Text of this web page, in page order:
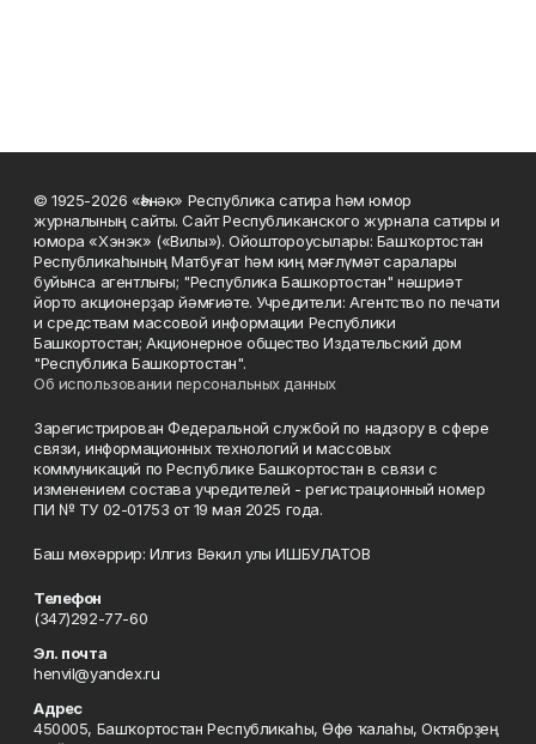
© 1925-2026 «Һәнәк» Республика сатира һәм юмор
журналының сайты. Сайт Республиканского журнала сатиры и
юмора «Хэнэк» («Вилы»). Ойоштороусылары: Башҡортостан
Республикаһының Матбуғат һәм киң мәғлүмәт саралары
буйынса агентлығы; "Республика Башкортостан" нәшриәт
йорто акционерҙар йәмғиәте. Учредители: Агентство по печати
и средствам массовой информации Республики
Башкортостан; Акционерное общество Издательский дом
"Республика Башкортостан".
Об использовании персональных данных
Зарегистрирован Федеральной службой по надзору в сфере
связи, информационных технологий и массовых
коммуникаций по Республике Башкортостан в связи с
изменением состава учредителей - регистрационный номер
ПИ № ТУ 02-01753 от 19 мая 2025 года.
Баш мөхәррир: Илгиз Вәкил улы ИШБУЛАТОВ
Телефон
(347)292-77-60
Эл. почта
henvil@yandex.ru
Адрес
450005, Башҡортостан Республикаһы, Өфө ҡалаһы, Октябрҙең